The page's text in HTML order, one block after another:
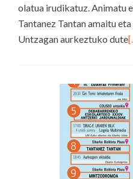
olatua irudikatuz. Animatu
Tantanez Tantan amaitu
Untzagan aurkeztuko dute